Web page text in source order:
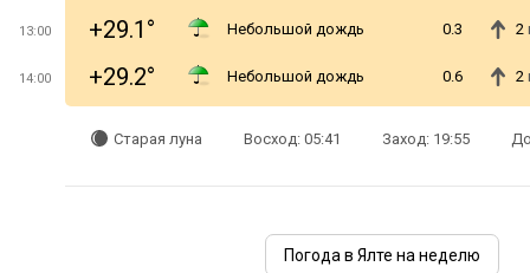
13:00 +29.1° Небольшой дождь 0.3 2
14:00 +29.2° Небольшой дождь 0.6 2
Старая луна Восход: 05:41 Заход: 19:55
Погода в Ялте на неделю